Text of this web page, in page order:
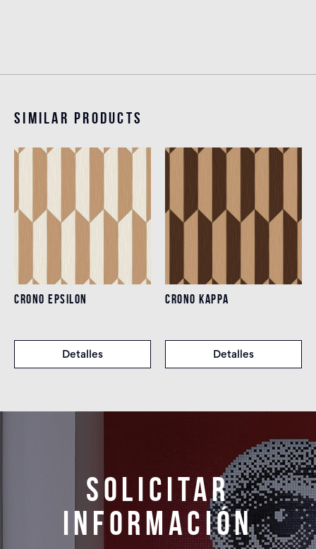
Similar products
CRONO EPSILON
Detalles
CRONO KAPPA
Detalles
Solicitar
información